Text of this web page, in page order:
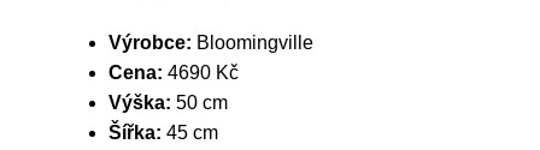
Výrobce: Bloomingville
Cena: 4690 Kč
Výška: 50 cm
Šířka: 45 cm